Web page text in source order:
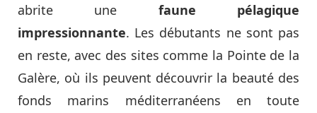
abrite une faune pélagique
impressionnante. Les débutants ne sont pas
en reste, avec des sites comme la Pointe de la
Galère, où ils peuvent découvrir la beauté des
fonds marins méditerranéens en toute